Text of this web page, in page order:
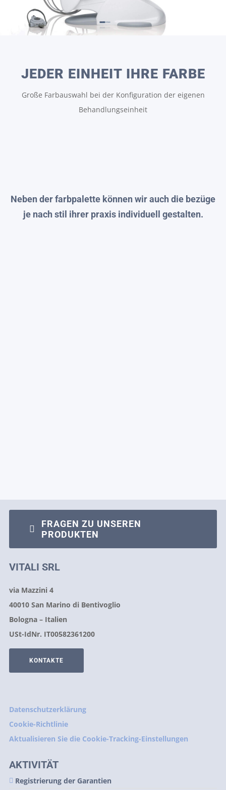
JEDER EINHEIT IHRE FARBE
Große Farbauswahl bei der Konfiguration der eigenen
Behandlungseinheit
Neben der farbpalette können wir auch die bezüge
je nach stil ihrer praxis individuell gestalten.
FRAGEN ZU UNSEREN
PRODUKTEN
VITALI SRL
via Mazzini 4
40010 San Marino di Bentivoglio
Bologna – Italien
USt-IdNr. IT00582361200
KONTAKTE
Datenschutzerklärung
Cookie-Richtlinie
Aktualisieren Sie die Cookie-Tracking-Einstellungen
AKTIVITÄT
Registrierung der Garantien